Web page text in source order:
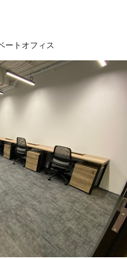
ートオフィス